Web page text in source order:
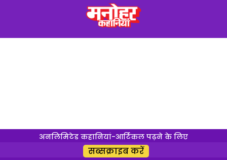
अनलिमिटेड कहानियां-आर्टिकल पढ़ने के लिए
सब्सक्राइब करें